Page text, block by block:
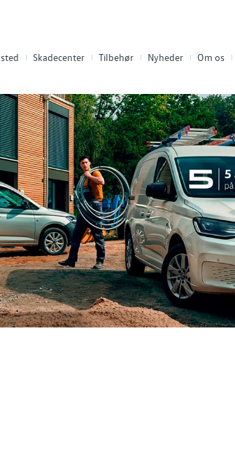
Skadecenter Tilbehør Nyheder Om os